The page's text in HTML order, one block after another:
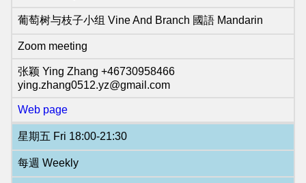
NCCC
NextGen
Homepage
NCCC
NextGen
Facebook
page
葡萄树与枝子小组 Vine And Branch 國語 Mandarin
Zoom meeting
张颖 Ying Zhang +46730958466
ying.zhang0512.yz@gmail.com
Web page
星期五 Fri 18:00-21:30
每週 Weekly